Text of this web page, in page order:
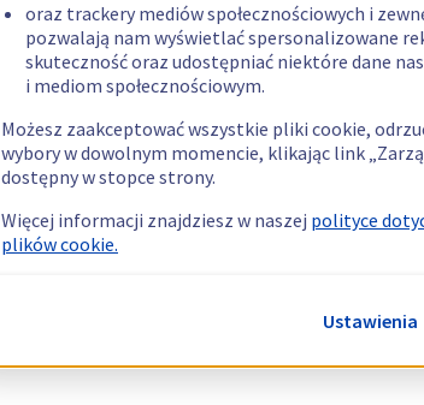
oraz trackery mediów społecznościowych i
pozwalają nam wyświetlać spersonalizowane
skuteczność oraz udostępniać niektóre dane
i mediom społecznościowym.
Możesz zaakceptować wszystkie pliki cookie,
wybory w dowolnym momencie, klikając link
dostępny w stopce strony.
Więcej informacji znajdziesz w naszej polityce
plików cookie.
Ustawienia